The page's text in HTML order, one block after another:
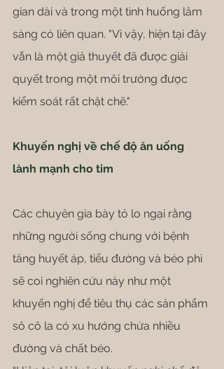
gian dài và trong một tình huống lâm
sàng có liên quan. "Vì vậy, hiện tại đây
vẫn là một giả thuyết đã được giải
quyết trong một môi trường được
kiểm soát rất chặt chẽ."
Khuyến nghị về chế độ ăn uống
lành mạnh cho tim
Các chuyên gia bày tỏ lo ngại rằng
những người sống chung với bệnh
tăng huyết áp, tiểu đường và béo phì
sẽ coi nghiên cứu này như một
khuyến nghị để tiêu thụ các sản phẩm
sô cô la có xu hướng chứa nhiều
đường và chất béo.